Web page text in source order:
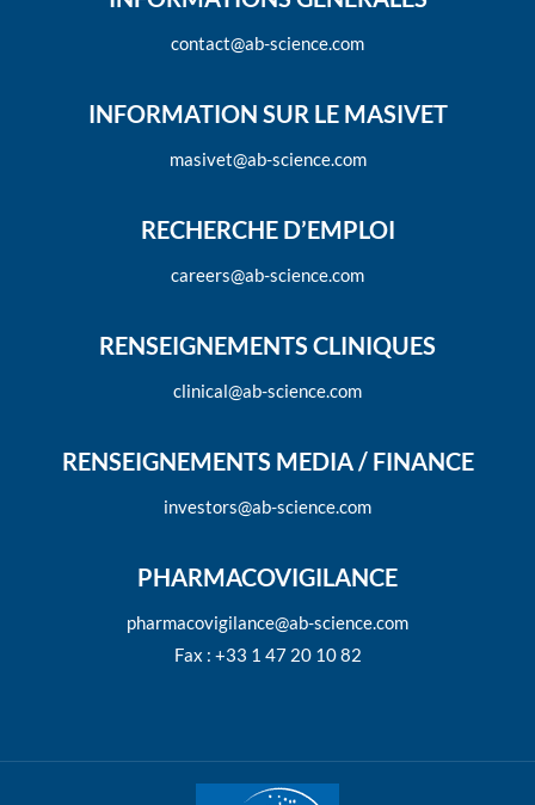
contact@ab-science.com
INFORMATION SUR LE MASIVET
masivet@ab-science.com
RECHERCHE D’EMPLOI
careers@ab-science.com
RENSEIGNEMENTS CLINIQUES
clinical@ab-science.com
RENSEIGNEMENTS MEDIA / FINANCE
investors@ab-science.com
PHARMACOVIGILANCE
pharmacovigilance@ab-science.com
Fax : +33 1 47 20 10 82